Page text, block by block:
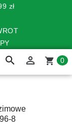
zł
search  shopping_cart 0
8